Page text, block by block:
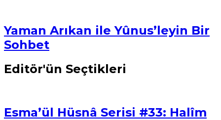
Yaman Arıkan ile Yûnus’leyin Bir
Sohbet
Editör'ün Seçtikleri
Esma’ül Hüsnâ Serisi #33: Halîm